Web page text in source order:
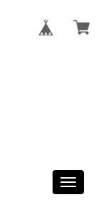
Toggle